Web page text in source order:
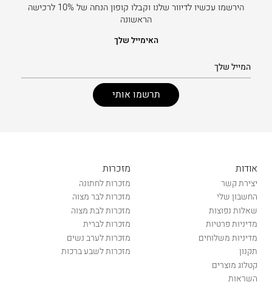
הירשמו עכשיו לדיוור שלנו וקבלו קופון הנחה של 10% לרכישה
הראשונה
האימייל שלך
אודות
יצירת קשר
החשבון שלי
שאלות נפוצות
מדיניות פרטיות
מדיניות משלוחים
תקנון
קטלוג מוצרים
השראות
מזכרות
מזכרות לחתונה
מזכרות לבר מצוה
מזכרות לבת מצוה
מזכרות לברית
מזכרות לערב נשים
מזכרות לשבע ברכות